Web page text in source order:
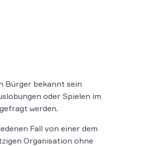
Bürger bekannt sein
oder Spielen im
werden.
Fall von einer dem
Organisation ohne